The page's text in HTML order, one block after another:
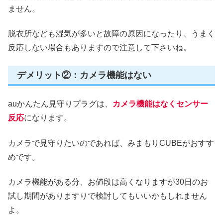
ません。
脱衣所なども湿気が多いと故障の原因になったり、うまく
反応しない場合もありますので注意して下さいね。
デメリット②：カメラ機能はない
auかんたん見守りプラグは、
カメラ機能はなくセンサー
反応になります。
カメラで見守りたいのであれば、みまもりCUBEがおすす
めです。
カメラ機能がある分、お値段は高くなりますが30日のお
試し期間がありますりで検討してもいいかもしれません
よ。